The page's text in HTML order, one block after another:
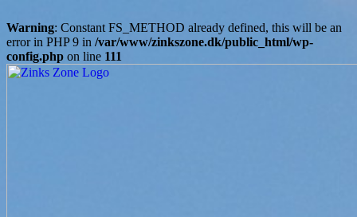
Warning: Constant FS_METHOD already defined, this will be an
error in PHP 9 in /var/www/zinkszone.dk/public_html/wp-
config.php on line 111
Skip